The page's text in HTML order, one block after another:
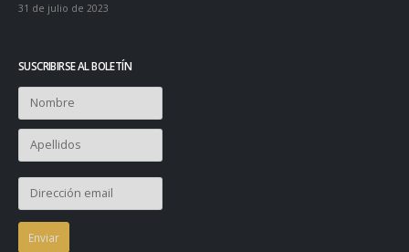
31 de julio de 2023
SUSCRIBIRSE AL BOLETÍN